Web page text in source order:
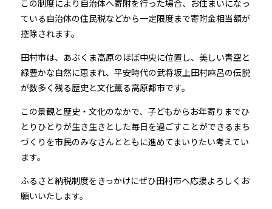
この制度により自治体へ寄附を行った場合、お住まいになっ
ている自治体の住民税などから一定限度まで寄附金相当額が
控除されます。
田村市は、あぶくま高原のほぼ中央に位置し、美しい青空と
緑豊かな自然に恵まれ、平安時代の武将坂上田村麻呂の伝説
が数多く残る歴史と文化薫る高原都市です。
この景観と歴史・文化のなかで、子どもからお年寄りまでひ
とりひとりが生き生きとした毎日を過ごすことができるまち
づくりを市民のみなさんとともに進めてまいりたい考えてい
ます。
ふるさと納税制度をきっかけにぜひ田村市へ応援よろしくお
願いいたします。